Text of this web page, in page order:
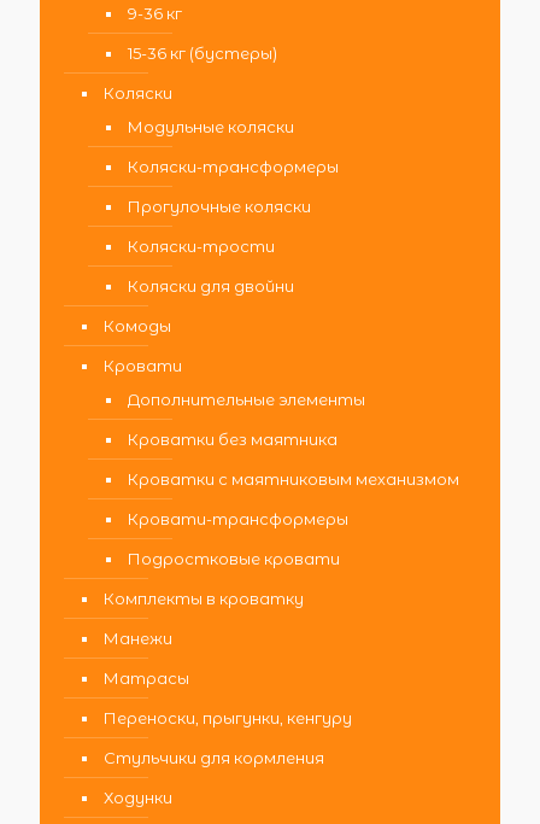
9-36 кг
15-36 кг (бустеры)
Коляски
Модульные коляски
Коляски-трансформеры
Прогулочные коляски
Коляски-трости
Коляски для двойни
Комоды
Кровати
Дополнительные элементы
Кроватки без маятника
Кроватки с маятниковым механизмом
Кровати-трансформеры
Подростковые кровати
Комплекты в кроватку
Манежи
Матрасы
Переноски, прыгунки, кенгуру
Стульчики для кормления
Ходунки